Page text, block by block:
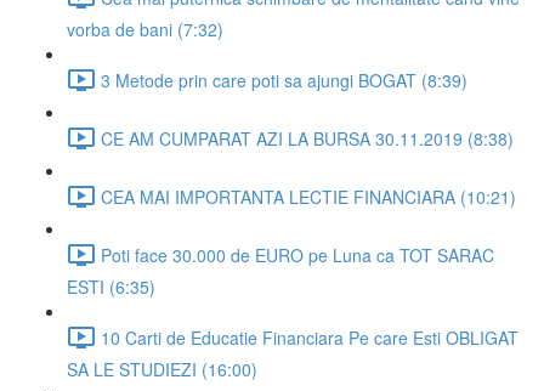
vorba de bani (7:32)
3 Metode prin care poti sa ajungi BOGAT (8:39)
CE AM CUMPARAT AZI LA BURSA 30.11.2019 (8:38)
CEA MAI IMPORTANTA LECTIE FINANCIARA (10:21)
Poti face 30.000 de EURO pe Luna ca TOT SARAC
ESTI (6:35)
10 Carti de Educatie Financiara Pe care Esti OBLIGAT
SA LE STUDIEZI (16:00)